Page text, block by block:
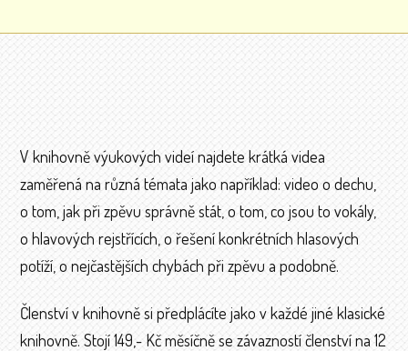
V knihovně výukových videí najdete krátká videa
zaměřená na různá témata jako například: video o dechu,
o tom, jak při zpěvu správně stát, o tom, co jsou to vokály,
o hlavových rejstřících, o řešení konkrétních hlasových
potíží, o nejčastějších chybách při zpěvu a podobně.
Členství v knihovně si předplácíte jako v každé jiné klasické
knihovně. Stojí 149,- Kč měsíčně se závazností členství na 12